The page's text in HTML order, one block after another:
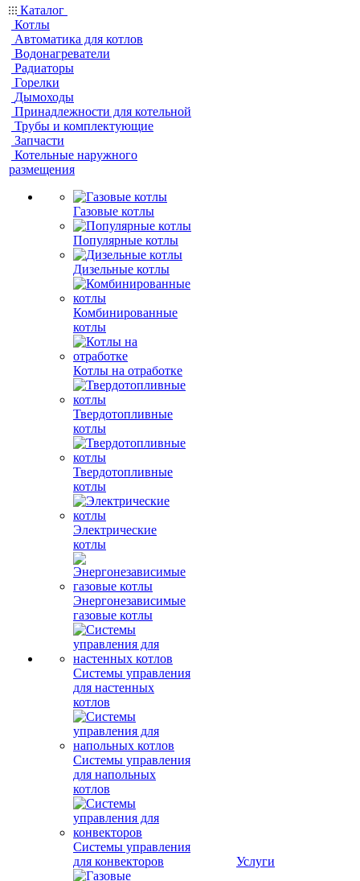
Каталог
Котлы
Автоматика для котлов
Водонагреватели
Радиаторы
Горелки
Дымоходы
Принадлежности для котельной
Трубы и комплектующие
Запчасти
Котельные наружного
размещения
Газовые котлы
Популярные котлы
Дизельные котлы
Комбинированные
котлы
Котлы на отработке
Твердотопливные
котлы
Твердотопливные
котлы
Электрические
котлы
Энергонезависимые
газовые котлы
Системы управления
для настенных
котлов
Системы управления
для напольных
котлов
Системы управления
для конвекторов
Услуги